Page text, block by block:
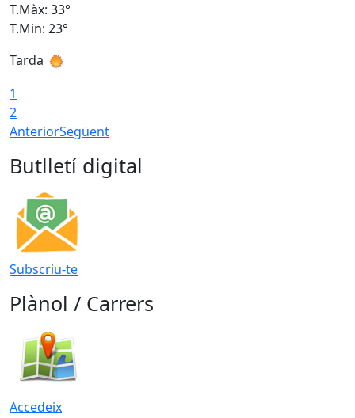
T.Màx: 33°
T.Min: 23°
Tarda
1
2
AnteriorSegüent
Butlletí digital
Subscriu-te
Plànol / Carrers
Accedeix